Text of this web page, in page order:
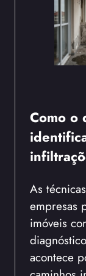
Como o
As
empresas
imóveis
acontece